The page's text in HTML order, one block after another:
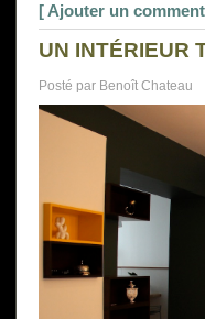
[ Ajouter un
UN INTÉRIEUR
Posté par Benoît Chateau